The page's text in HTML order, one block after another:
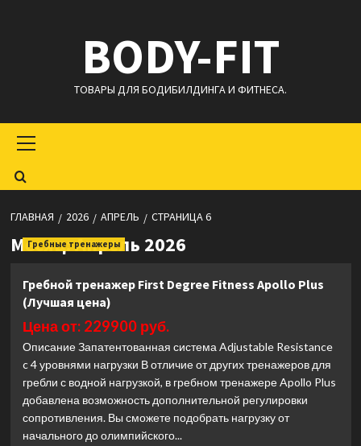
BODY-FIT
ТОВАРЫ ДЛЯ БОДИБИЛДИНГА И ФИТНЕСА.
меню
ГЛАВНАЯ 2026 АПРЕЛЬ СТРАНИЦА 6
Месяц:Апрель 2026
Гребные тренажеры
Гребной тренажер First Degree Fitness Apollo Plus
(Лучшая цена)
Цена от: 229900 руб.
Описание Запатентованная система Adjustable Resistance
c 4 уровнями нагрузки В отличие от других тренажеров для
гребли с водной нагрузкой, в гребном тренажере Apollo Plus
добавлена возможность дополнительной регулировки
сопротивления. Вы сможете подобрать нагрузку от
начального до олимпийского...